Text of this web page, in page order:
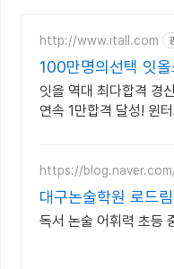
http://www.itall.com
100만명의선택 잇
잇올 역대 최다합격 경
연속 1만합격 달성! 윈
https://
대구논술학원 로드
독서 논술 어휘력 초등